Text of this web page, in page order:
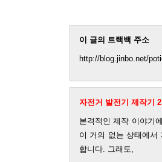
이 글의 트랙백 주소
http://blog.jinbo.net/
자전거 발전기 제작기
본격적인 제작 이야기
이 거의 없는 상태에서
합니다. 그래도,